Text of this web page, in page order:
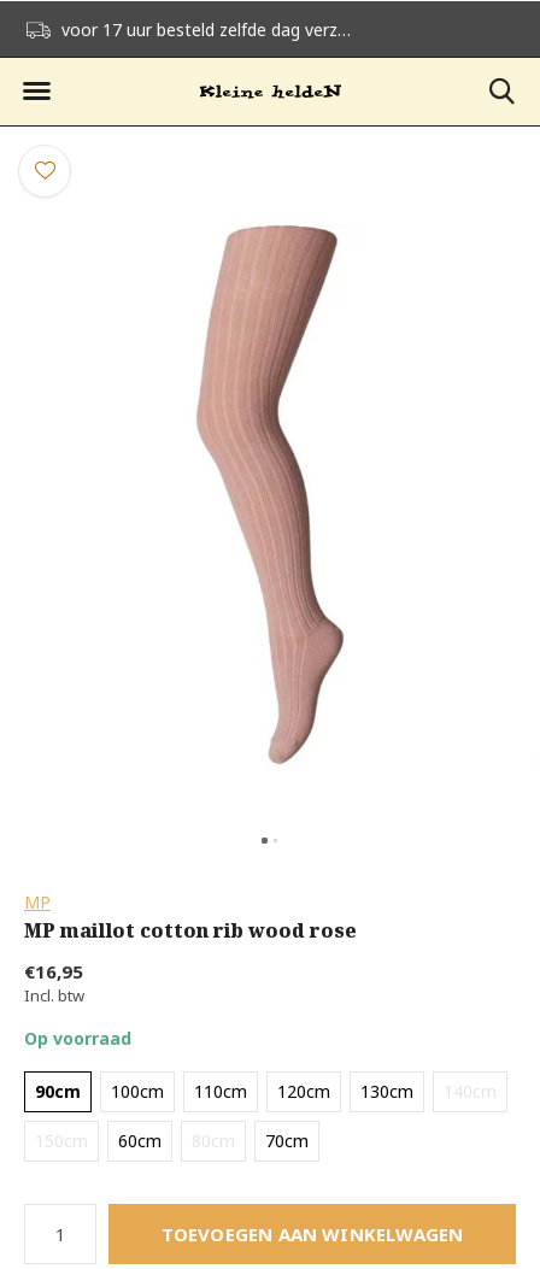
voor 17 uur besteld zelfde dag verzonden
MP
MP maillot cotton rib wood rose
€16,95
Incl. btw
Op voorraad
90cm 100cm 110cm 120cm 130cm 140cm
150cm 60cm 80cm 70cm
TOEVOEGEN AAN WINKELWAGEN